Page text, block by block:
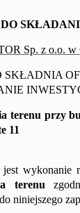
Sp. z o.o. w
SKŁADNIA
terenu przy
11
jest wykonanie
terenu
niniejszego